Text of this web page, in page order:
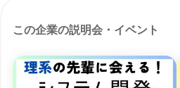
この企業の説明会・イベント